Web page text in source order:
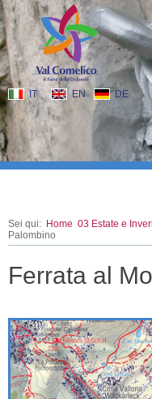
IT EN DE
Sei qui: Home 03 Estate e
Palombino
Ferrata al